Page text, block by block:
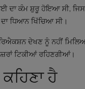
ਦਾ ਕੰਮ ਸ਼ੁਰੂ ਹੋਇਆ ਸੀ,
ਧਿਆਨ ਖਿੱਚਿਆ ਸੀ।
ਦੇਖਣ ਨੂੰ ਨਹੀਂ
ਟਿਕੀਆਂ ਰਹਿਣਗੀਆਂ।
ਹੈ